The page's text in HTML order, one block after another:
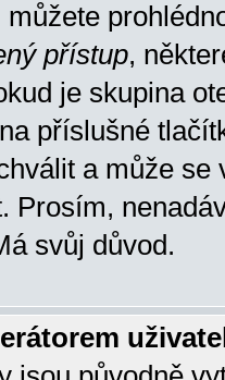
přístup,
je skupina
příslušné
a může se
Prosím,
svůj důvod.